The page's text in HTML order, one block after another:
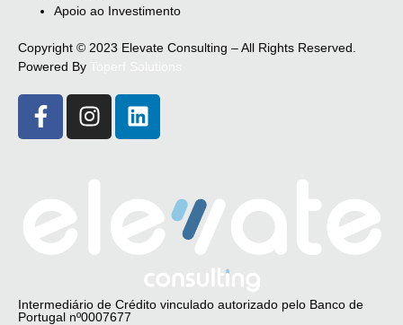
Apoio ao Investimento
Copyright © 2023 Elevate Consulting – All Rights Reserved.
Powered By
Intermediário de Crédito vinculado autorizado pelo Banco de
Portugal nº0007677